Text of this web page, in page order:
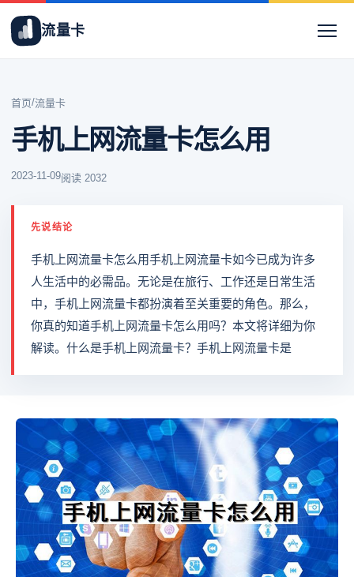
流量卡
首页/流量卡
手机上网流量卡怎么用
2023-11-09阅读 2032
先说结论
手机上网流量卡怎么用手机上网流量卡如今已成为许多
人生活中的必需品。无论是在旅行、工作还是日常生活
中，手机上网流量卡都扮演着至关重要的角色。那么，
你真的知道手机上网流量卡怎么用吗？本文将详细为你
解读。什么是手机上网流量卡？手机上网流量卡是